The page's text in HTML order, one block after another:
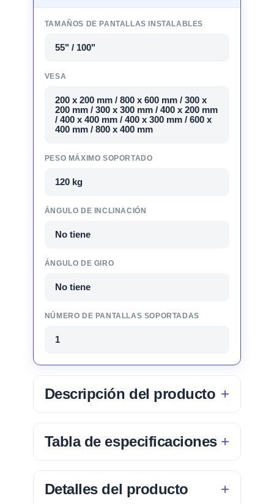
TAMAÑOS DE PANTALLAS INSTALABLES
55" / 100"
VESA
200 x 200 mm / 800 x 600 mm / 300 x
200 mm / 300 x 300 mm / 400 x 200 mm
/ 400 x 400 mm / 400 x 300 mm / 600 x
400 mm / 800 x 400 mm
PESO MÁXIMO SOPORTADO
120 kg
ÁNGULO DE INCLINACIÓN
No tiene
ÁNGULO DE GIRO
No tiene
NÚMERO DE PANTALLAS SOPORTADAS
1
Descripción del producto
Tabla de especificaciones
Detalles del producto